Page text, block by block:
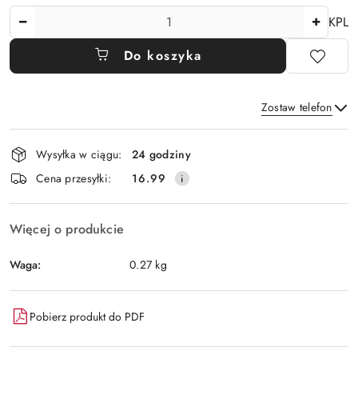
KPL
Do koszyka
Zostaw telefon
Wyślij
Dostępność
i
dostawa
Wysyłka w ciągu:
24 godziny
Cena przesyłki:
16.99
Więcej o produkcie
Waga: 0.27 kg
Pobierz produkt do PDF